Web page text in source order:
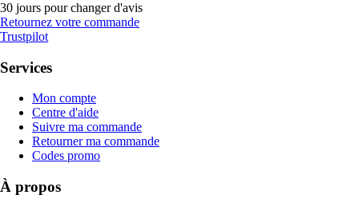
30 jours pour changer d'avis
Retournez votre commande
Trustpilot
Services
Mon compte
Centre d'aide
Suivre ma commande
Retourner ma commande
Codes promo
À propos